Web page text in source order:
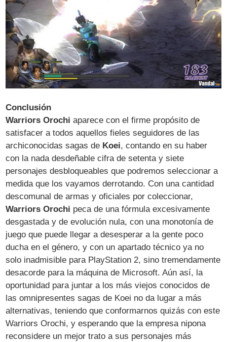
Conclusión
Warriors Orochi aparece con el firme propósito de
satisfacer a todos aquellos fieles seguidores de las
archiconocidas sagas de Koei, contando en su haber
con la nada desdeñable cifra de setenta y siete
personajes desbloqueables que podremos seleccionar a
medida que los vayamos derrotando. Con una cantidad
descomunal de armas y oficiales por coleccionar,
Warriors Orochi peca de una fórmula excesivamente
desgastada y de evolución nula, con una monotonía de
juego que puede llegar a desesperar a la gente poco
ducha en el género, y con un apartado técnico ya no
solo inadmisible para PlayStation 2, sino tremendamente
desacorde para la máquina de Microsoft. Aún así, la
oportunidad para juntar a los más viejos conocidos de
las omnipresentes sagas de Koei no da lugar a más
alternativas, teniendo que conformarnos quizás con este
Warriors Orochi, y esperando que la empresa nipona
reconsidere un mejor trato a sus personajes más